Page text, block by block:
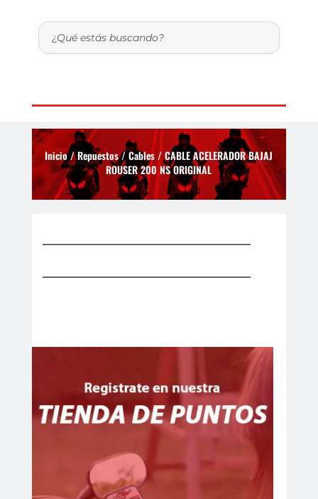
Inicio/Repuestos/Cables / CABLE ACELERADOR BAJAJ
ROUSER 200 NS ORIGINAL